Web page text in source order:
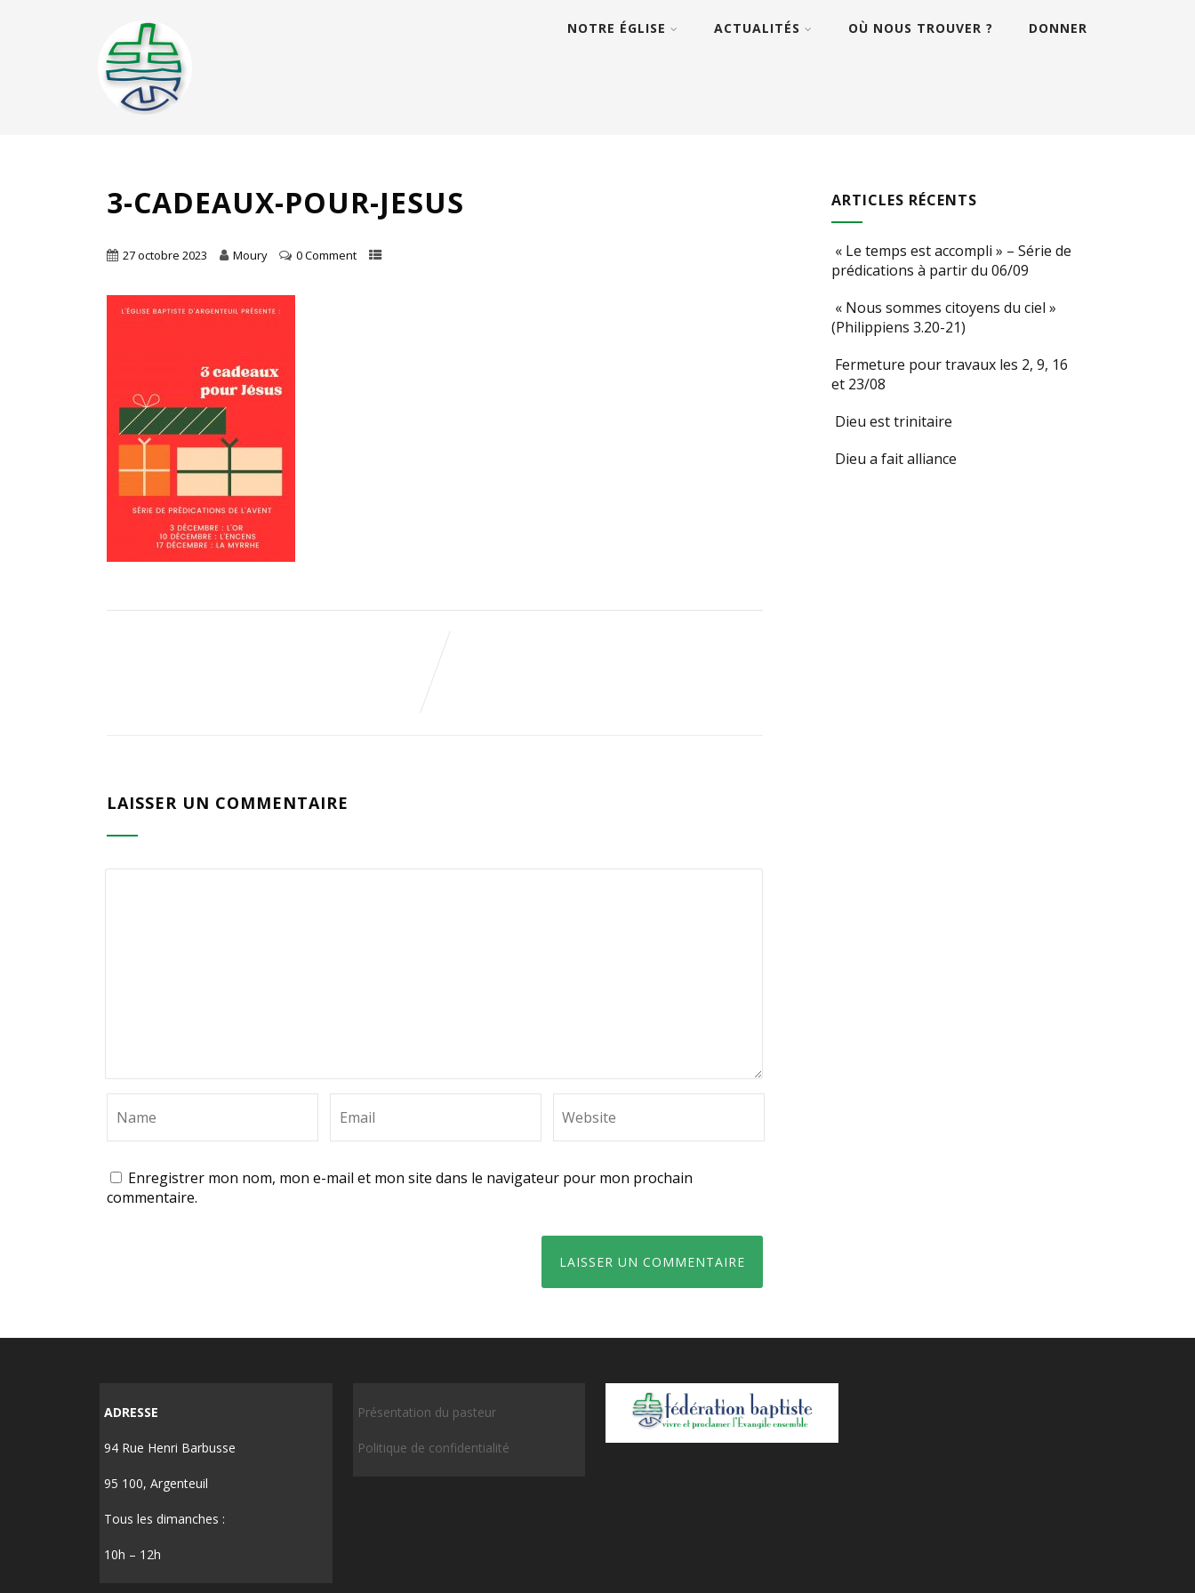
NOTRE ÉGLISE ACTUALITÉS OÙ NOUS TROUVER ? DONNER
3-CADEAUX-POUR-JESUS
27 octobre 2023 Moury 0 Comment
LAISSER UN COMMENTAIRE
Enregistrer mon nom, mon e-mail et mon site dans le navigateur pour mon prochain
commentaire.
ARTICLES RÉCENTS
« Le temps est accompli » – Série de
prédications à partir du 06/09
« Nous sommes citoyens du ciel »
(Philippiens 3.20-21)
Fermeture pour travaux les 2, 9, 16
et 23/08
Dieu est trinitaire
Dieu a fait alliance
ADRESSE
94 Rue Henri Barbusse
95 100, Argenteuil
Tous les dimanches :
10h – 12h
Présentation du pasteur
Politique de confidentialité